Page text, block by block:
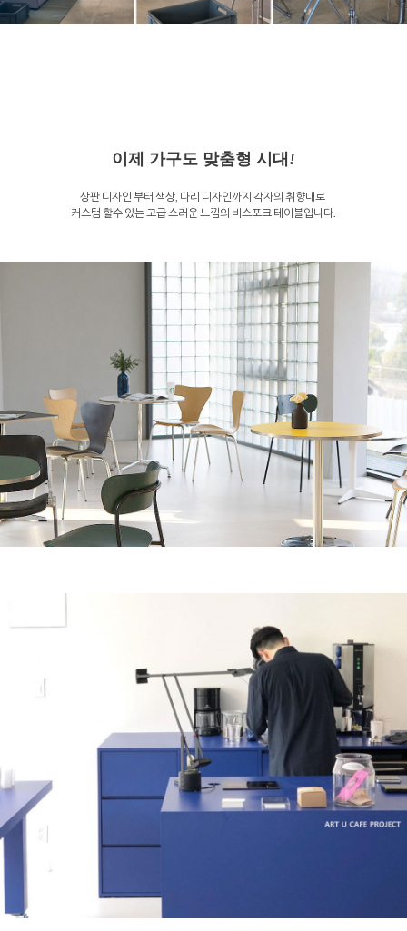
이제 가구도 맞춤형 시대 !
상판 디자인 부터 색상, 다리 디자인까지 각자의 취향대로
커스텀 할수 있는 고급 스러운 느낌의 비스포크 테이블입니다.